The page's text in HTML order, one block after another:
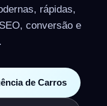
rápidas,
conversão e
de Carros